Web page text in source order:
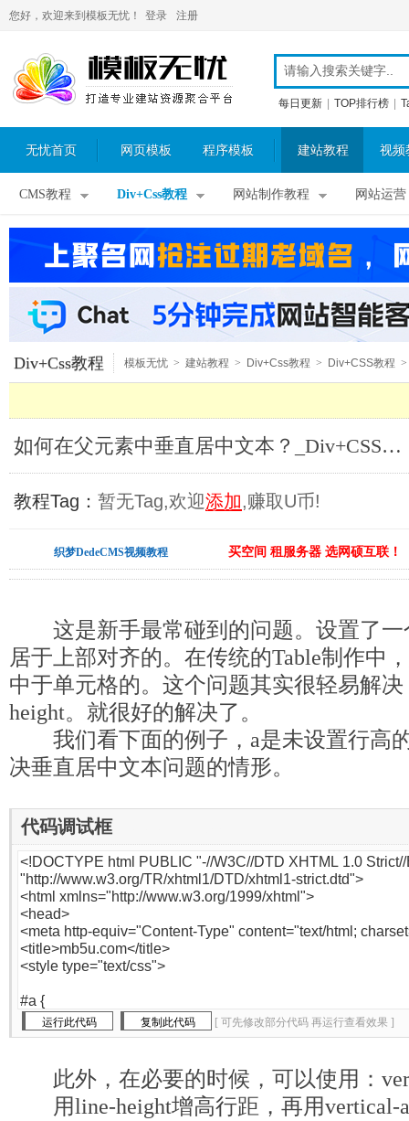
您好，欢迎来到模板无忧！ 登录 注册
每日更新 TOP排行榜
无忧首页 网页模板 程序模板 建站教程 视频
CMS教程 Div+Css教程 网站制作教程 网站运营
Div+Css教程 模板无忧 > 建站教程 > Div+Css教程 > Div+CSS教程 >
如何在父元素中垂直居中文本？_Div+CSS教程
教程Tag： 暂无Tag,欢迎添加,赚取U币!
织梦DedeCMS视频教程 买空间 租服务器 选网硕互联！
这是新手最常碰到的问题。设置了一
居于上部对齐的。在传统的Table制作中
中于单元格的。这个问题其实很轻易解
height。就很好的解决了。
我们看下面的例子，a是未设置行高
决垂直居中文本问题的情形。
代码调试框
[ 可先修改部分代码 再运行查看效果 ]
此外，在必要的时候，可以使用：
用line-height增高行距，再用vertical-